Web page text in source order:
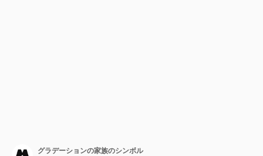
グラデーションの家族のシンボル